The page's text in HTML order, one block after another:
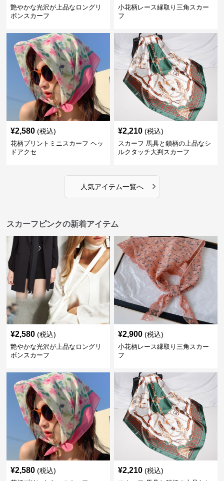
艶やかな光沢が上品なロングリ
ボンスカーフ
小花柄レース縁取り三角スカー
フ
¥2,580 (税込)
花柄プリントミニスカーフ ヘッ
ドアクセ
¥2,210 (税込)
スカーフ 馬具と鎖柄の上品なシ
ルクタッチ大判スカーフ
人気アイテム一覧へ ›
スカーフピンクの新着アイテム
¥2,580 (税込)
艶やかな光沢が上品なロングリ
ボンスカーフ
¥2,900 (税込)
小花柄レース縁取り三角スカー
フ
¥2,580 (税込) ¥2,210 (税込)